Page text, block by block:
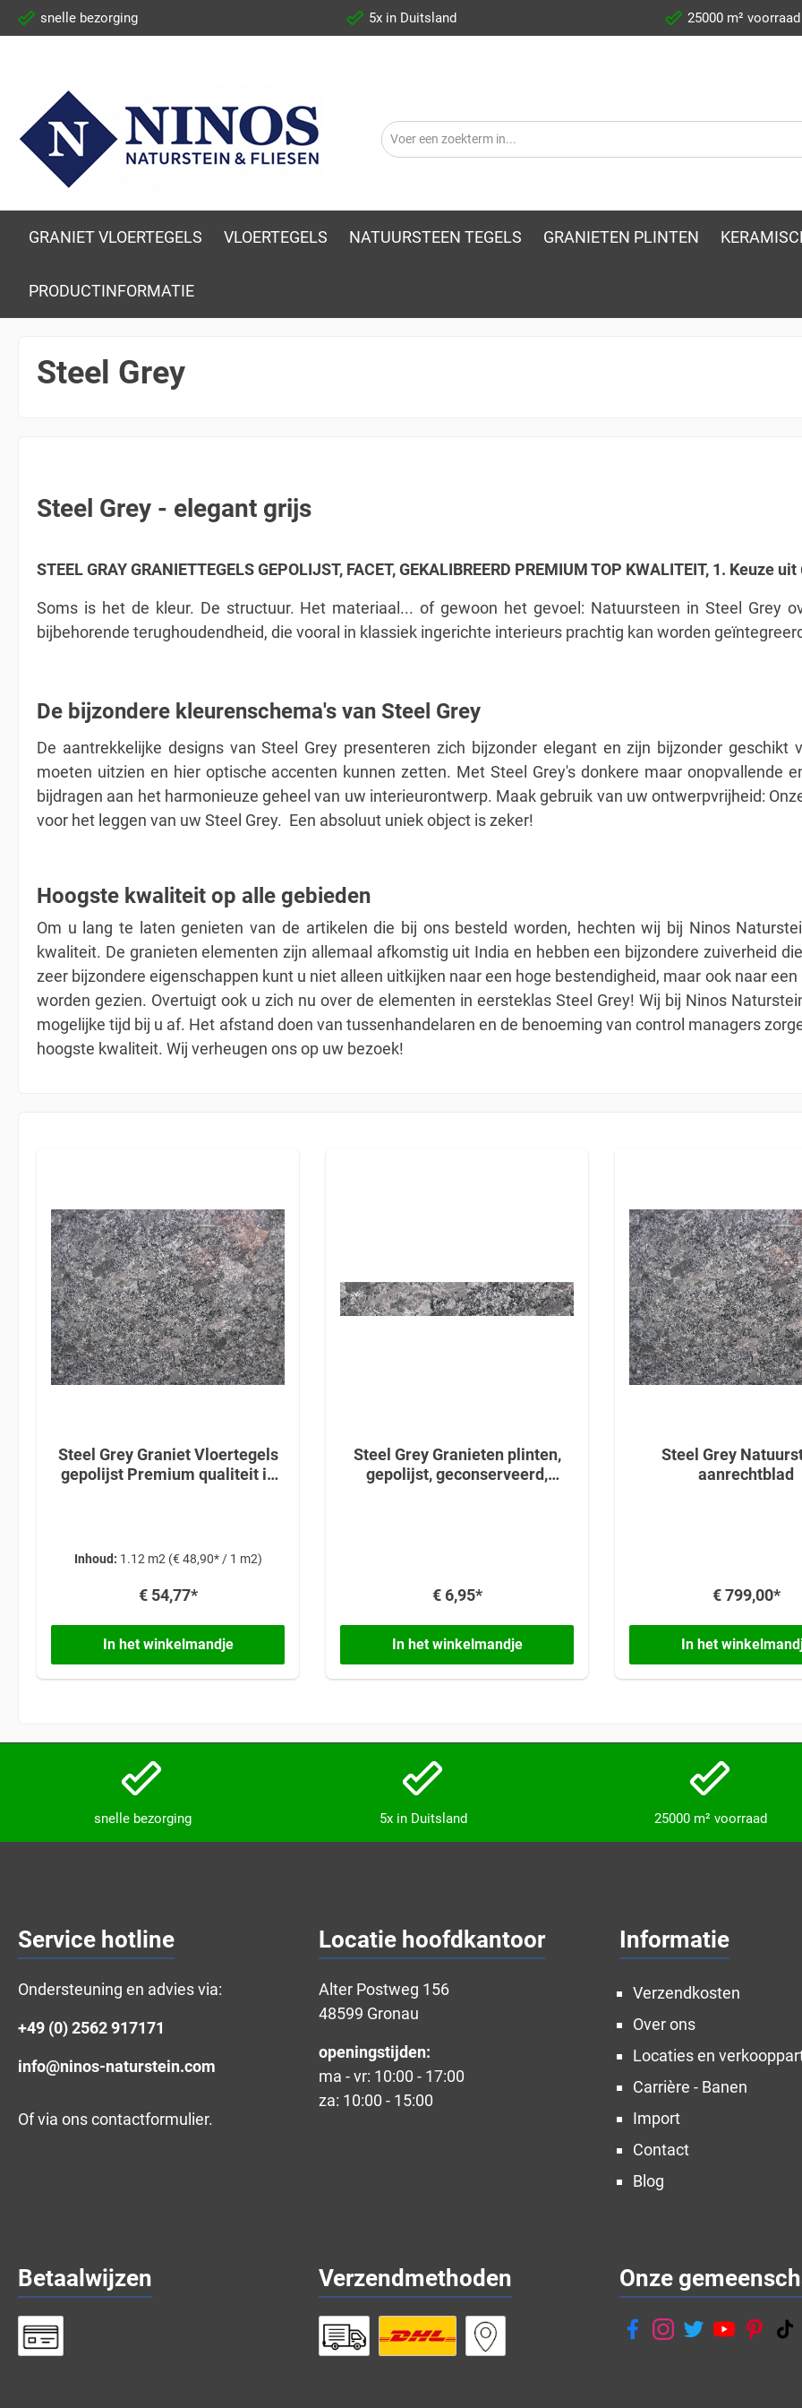
snelle bezorging 5x in Duitsland 25000 m² voorraad
GRANIET VLOERTEGELS VLOERTEGELS NATUURSTEEN TEGELS GRANIETEN PLINTEN
PRODUCTINFORMATIE
Steel Grey
Steel Grey - elegant grijs
STEEL GRAY GRANIETTEGELS GEPOLIJST, FACET, GEKALIBREERD PREMIUM TOP KWALITEIT, 1. Keuze
Soms is het de kleur. De structuur. Het materiaal... of gewoon het gevoel: Natuursteen in Steel Grey
bijbehorende terughoudendheid, die vooral in klassiek ingerichte interieurs prachtig kan worden
De bijzondere kleurenschema's van Steel Grey
De aantrekkelijke designs van Steel Grey presenteren zich bijzonder elegant en zijn bijzonder
moeten uitzien en hier optische accenten kunnen zetten. Met Steel Grey's donkere maar onopvallende
bijdragen aan het harmonieuze geheel van uw interieurontwerp. Maak gebruik van uw ontwerpvrijheid:
voor het leggen van uw Steel Grey. Een absoluut uniek object is zeker!
Hoogste kwaliteit op alle gebieden
Om u lang te laten genieten van de artikelen die bij ons besteld worden, hechten wij bij Ninos
kwaliteit. De granieten elementen zijn allemaal afkomstig uit India en hebben een bijzondere zuiverheid
zeer bijzondere eigenschappen kunt u niet alleen uitkijken naar een hoge bestendigheid, maar ook naar
worden gezien. Overtuigt ook u zich nu over de elementen in eersteklas Steel Grey! Wij bij Ninos
mogelijke tijd bij u af. Het afstand doen van tussenhandelaren en de benoeming van control managers
hoogste kwaliteit. Wij verheugen ons op uw bezoek!
Steel Grey Graniet Vloertegels
gepolijst Premium qualiteit in
Inhoud: 1.12 m2 (€ 48,90* / 1 m2)
€ 54,77*
In het winkelmandje
Steel Grey Granieten plinten,
gepolijst, geconserveerd,
€ 6,95*
In het winkelmandje
Steel Grey
aanrechtblad
€ 799,00*
In het
snelle bezorging 5x in Duitsland 25000 m² voorraad
Service hotline
Ondersteuning en advies via:
+49 (0) 2562 917171
info@ninos-naturstein.com
Of via onscontactformulier.
Locatie hoofdkantoor
Alter Postweg 156
48599 Gronau
openingstijden:
ma - vr: 10:00 - 17:00
za: 10:00 - 15:00
Informatie
Verzendkosten
Over ons
Locaties en
Carrière - Banen
Import
Contact
Blog
Betaalwijzen Verzendmethoden Onze